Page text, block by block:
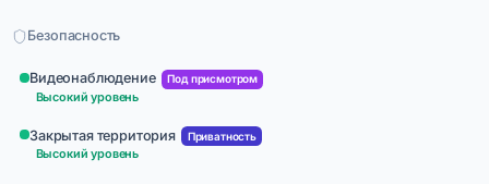
Безопасность
Видеонаблюдение Под присмотром
Высокий уровень
Закрытая территория Приватность
Высокий уровень